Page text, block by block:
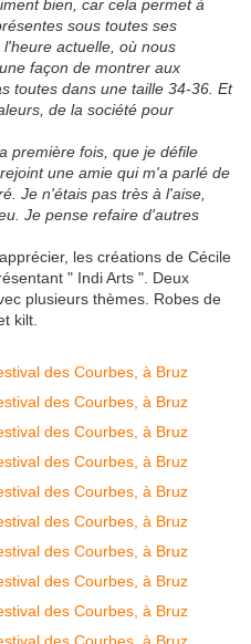
bien, car cela permet à
sous toutes ses
actuelle, où nous
façon de montrer aux
toutes dans une taille 34-36. Et
de la société pour
première fois, que je défile
une amie qui m'a parlé de
Je n'étais pas très à l'aise,
Je pense refaire d'autres
les créations de Cécile
" Indi Arts ". Deux
plusieurs thèmes. Robes de
kilt.